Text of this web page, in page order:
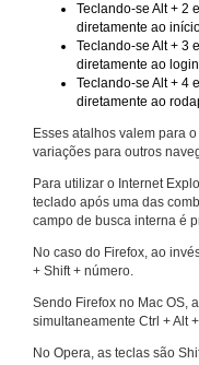
Teclando-se Alt + 2
diretamente ao
Teclando-se Alt + 3
diretamente ao
Teclando-se Alt + 4
diretamente ao
Esses atalhos valem para
variações para outros
Para utilizar o Internet
teclado após uma das
campo de busca interna é
No caso do Firefox, ao
+ Shift + número.
Sendo Firefox no Mac OS,
simultaneamente Ctrl + Alt
No Opera, as teclas são